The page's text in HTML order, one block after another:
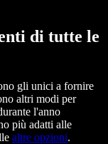
di tutte le
gli unici a fornire
altri modi per
l'anno
più adatti alle
altre opzioni.